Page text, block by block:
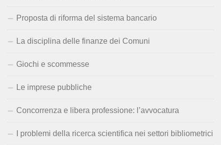
Proposta di riforma del sistema bancario
La disciplina delle finanze dei Comuni
Giochi e scommesse
Le imprese pubbliche
Concorrenza e libera professione: l’avvocatura
I problemi della ricerca scientifica nei settori bibliometrici